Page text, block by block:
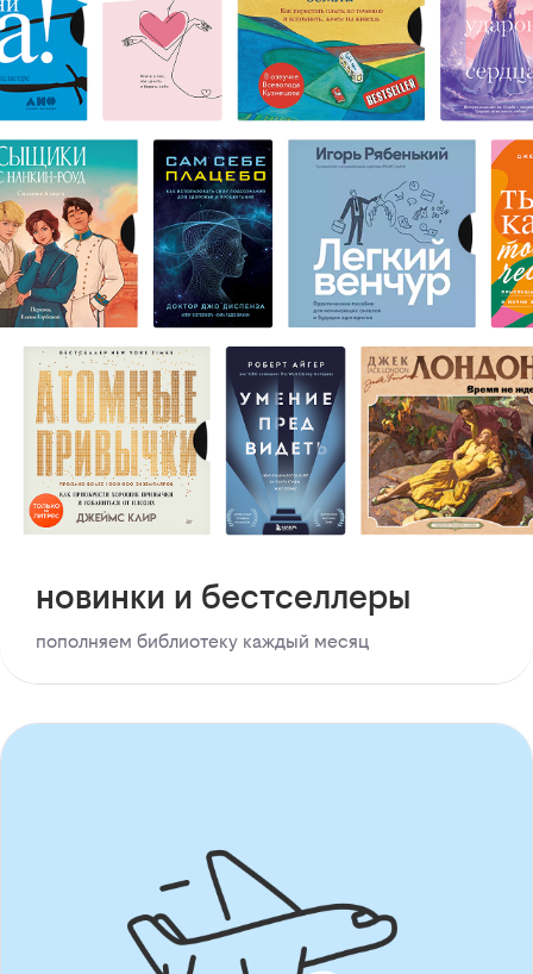
новинки и бестселлеры
пополняем библиотеку каждый месяц